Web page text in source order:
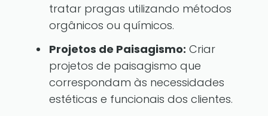
tratar pragas utilizando métodos
orgânicos ou químicos.
Projetos de Paisagismo: Criar
projetos de paisagismo que
correspondam às necessidades
estéticas e funcionais dos clientes.